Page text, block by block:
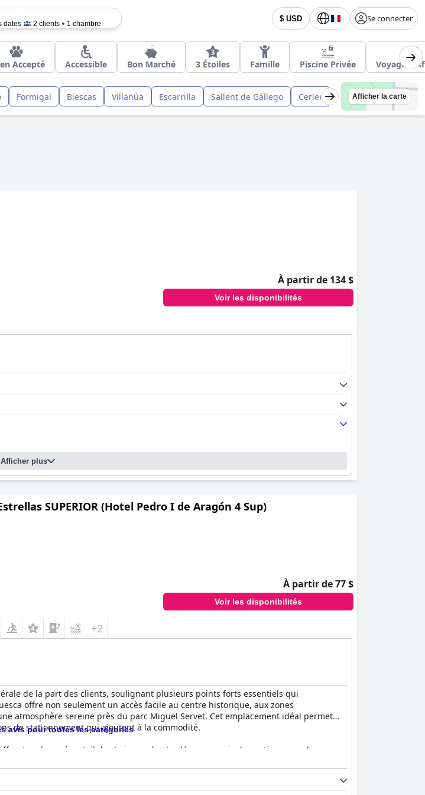
$ USD Se connecter
dates 2 clients 1 chambre
Accepté Accessible Bon Marché 3 Étoiles Famille Piscine Privée Voyage
Formigal Biescas Villanúa Escarrilla Sallent de Gállego Cerler Afficher la carte
À partir de 134 $
Voir les disponibilités
Afficher plus
SUPERIOR (Hotel Pedro I de Aragón 4 Sup)
À partir de 77 $
Voir les disponibilités
+2
de la part des clients, soulignant plusieurs points forts essentiels qui
offre non seulement un accès facile au centre historique, aux zones
atmosphère sereine près du parc Miguel Servet. Cet emplacement idéal permet
de stationnement qui ajoutent à la commodité.
un large éventail de choix sucrés et salés, y compris des options pour les
généreuses et le service attentionné particulièrement satisfaisants. Bien qu'il y
l'expérience globale du petit-déjeuner est robuste et très louable.
avis pour toutes les catégories